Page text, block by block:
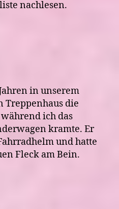
nachlesen.
in unserem
Treppenhaus die
ich das
kramte. Er
und hatte
Fleck am Bein.